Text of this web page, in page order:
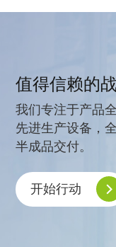
值得信赖的
我们专注于产品
先进生产设备，
半成品交付。
开始行动